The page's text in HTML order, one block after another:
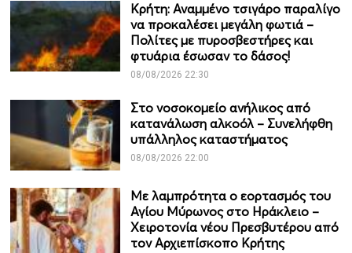
Κρήτη: Αναμμένο τσιγάρο παραλίγο
να προκαλέσει μεγάλη φωτιά –
Πολίτες με πυροσβεστήρες και
φτυάρια έσωσαν το δάσος!
08/08/2026 22:30
Στο νοσοκομείο ανήλικος από
κατανάλωση αλκοόλ – Συνελήφθη
υπάλληλος καταστήματος
08/08/2026 22:00
Με λαμπρότητα ο εορτασμός του
Αγίου Μύρωνος στο Ηράκλειο –
Χειροτονία νέου Πρεσβυτέρου από
τον Αρχιεπίσκοπο Κρήτης